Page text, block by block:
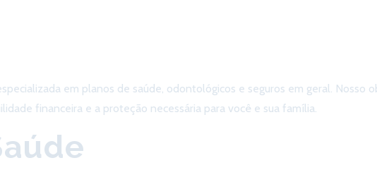
em planos de saúde, odontológicos e seguros em geral. Nosso
financeira e a proteção necessária para você e sua família.